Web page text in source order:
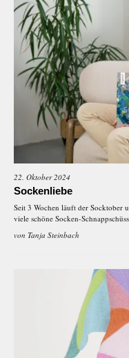
22. Oktober 2024
Sockenliebe
Seit 3 Wochen läuft der Socktober
viele schöne Socken-
von Tanja Steinbach